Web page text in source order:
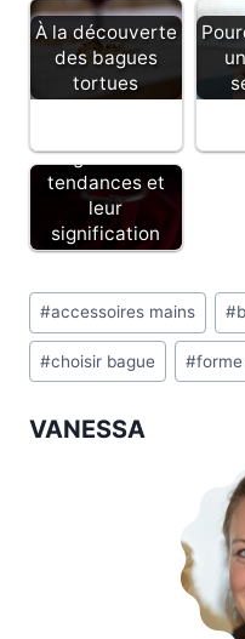
À la découverte
des bagues
tortues
bagues fleur
tendances et
leur
signification
Étiquettes
de
la
#accessoires mains #
#choisir bague #
VANESSA